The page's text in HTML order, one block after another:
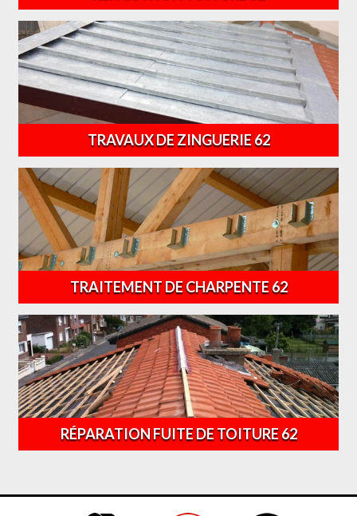
TRAVAUX DE ZINGUERIE 62
TRAITEMENT DE CHARPENTE 62
RÉPARATION FUITE DE TOITURE 62